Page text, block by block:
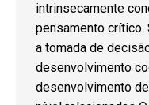
intrinsecamente
pensamento crítico.
a tomada de
desenvolvimento
desenvolvimento